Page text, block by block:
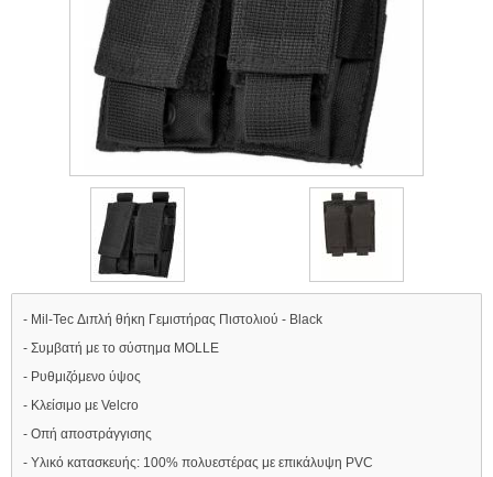
- Mil-Tec Διπλή θήκη Γεμιστήρας Πιστολιού - Black
- Συμβατή με το σύστημα MOLLE
- Ρυθμιζόμενο ύψος
- Κλείσιμο με Velcro
- Οπή αποστράγγισης
- Υλικό κατασκευής: 100% πολυεστέρας με επικάλυψη PVC